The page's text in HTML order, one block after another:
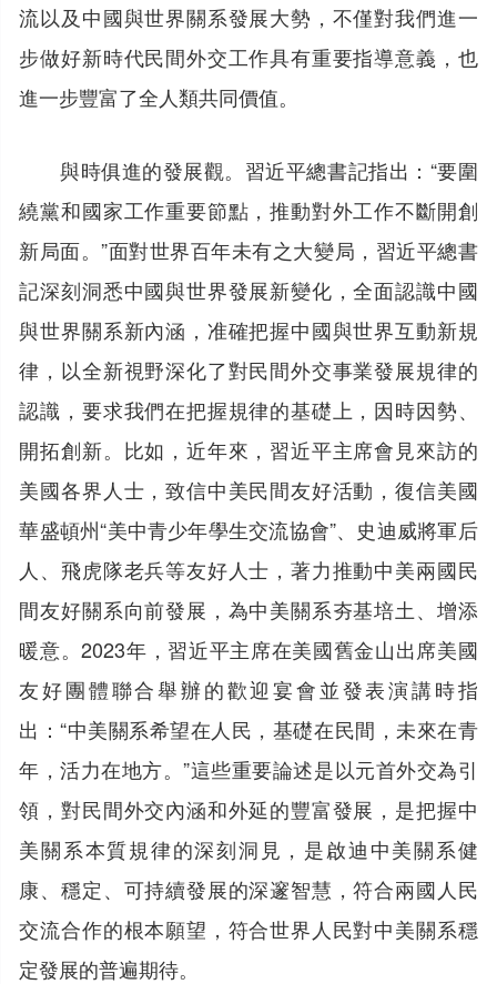
流以及中國與世界關系發展大勢，不僅對我們進一
步做好新時代民間外交工作具有重要指導意義，也
進一步豐富了全人類共同價值。
與時俱進的發展觀。習近平總書記指出：“要圍
繞黨和國家工作重要節點，推動對外工作不斷開創
新局面。”面對世界百年未有之大變局，習近平總書
記深刻洞悉中國與世界發展新變化，全面認識中國
與世界關系新內涵，准確把握中國與世界互動新規
律，以全新視野深化了對民間外交事業發展規律的
認識，要求我們在把握規律的基礎上，因時因勢、
開拓創新。比如，近年來，習近平主席會見來訪的
美國各界人士，致信中美民間友好活動，復信美國
華盛頓州“美中青少年學生交流協會”、史迪威將軍后
人、飛虎隊老兵等友好人士，著力推動中美兩國民
間友好關系向前發展，為中美關系夯基培土、增添
暖意。2023年，習近平主席在美國舊金山出席美國
友好團體聯合舉辦的歡迎宴會並發表演講時指
出：“中美關系希望在人民，基礎在民間，未來在青
年，活力在地方。”這些重要論述是以元首外交為引
領，對民間外交內涵和外延的豐富發展，是把握中
美關系本質規律的深刻洞見，是啟迪中美關系健
康、穩定、可持續發展的深邃智慧，符合兩國人民
交流合作的根本願望，符合世界人民對中美關系穩
定發展的普遍期待。